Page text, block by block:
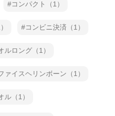
コンパクト（1）
コンビニ決済（1）
ルロング（1）
ァイスヘリンボーン（1）
ル（1）